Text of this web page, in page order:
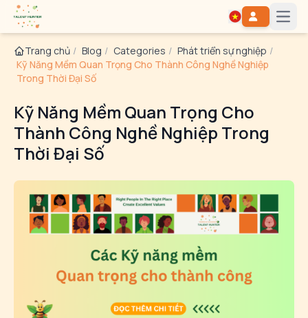
Trang chủ / Blog / Categories / Phát triển sự nghiệp /
Kỹ Năng Mềm Quan Trọng Cho Thành Công Nghề Nghiệp
Trong Thời Đại Số
Kỹ Năng Mềm Quan Trọng Cho
Thành Công Nghề Nghiệp Trong
Thời Đại Số